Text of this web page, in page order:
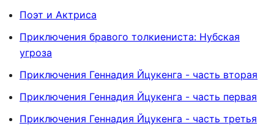
Поэт и Актриса
Приключения бравого толкиениста: Нубская
угроза
Приключения Геннадия Йцукенга - часть вторая
Приключения Геннадия Йцукенга - часть первая
Приключения Геннадия Йцукенга - часть третья